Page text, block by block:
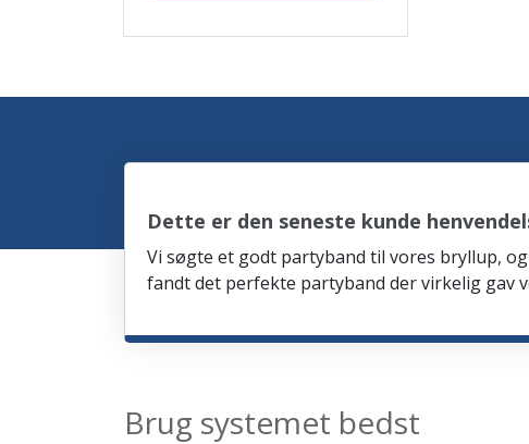
Dette er den seneste kunde
Vi søgte et godt partyband til vores bryllup,
fandt det perfekte partyband der virkelig gav
Brug systemet bedst